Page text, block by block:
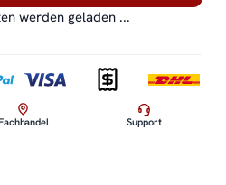
werden geladen ...
Support